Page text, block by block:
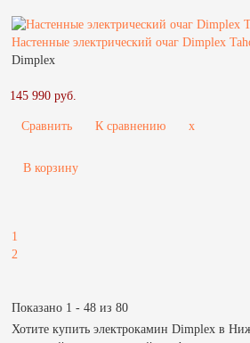
Настенные электрический очаг Dimplex
Dimplex
145 990 руб.
Сравнить К сравнению x
В корзину
1
2
Показано 1 - 48 из 80
Хотите купить электрокамин Dimplex в